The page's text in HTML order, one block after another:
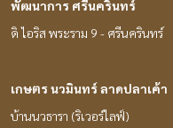
พัฒนาการ ศรีนครินทร์
ดิ ไอริส พระราม 9 - ศรีนครินทร์
เกษตร นวมินทร์ ลาดปลาเค้า
บ้านนวธารา (ริเวอร์ไลฟ์)